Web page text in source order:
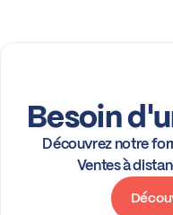
Besoin
Découvrez notre
Ventes à